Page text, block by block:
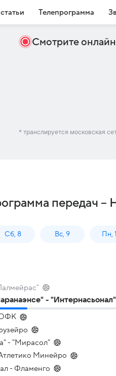
Телепрограмма
Смотрите онлайн
* транслируется московская
передач –
Сб, 8 Вс, 9 Пн,
- "Интернасьонал"
ОФК
- "Мирасол"
Минейро
- Фламенго